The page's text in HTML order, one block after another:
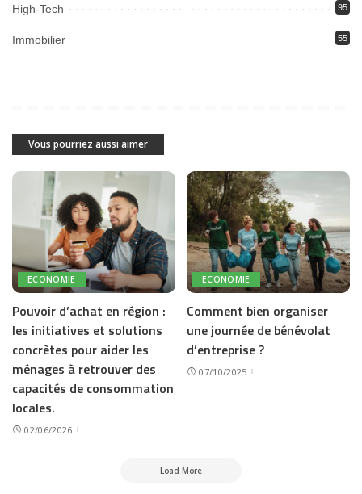
High-Tech 95
Immobilier 55
Vous pourriez aussi aimer
ECONOMIE
Pouvoir d’achat en région :
les initiatives et solutions
concrètes pour aider les
ménages à retrouver des
capacités de consommation
locales.
02/06/2026
ECONOMIE
Comment bien organiser
une journée de bénévolat
d’entreprise ?
07/10/2025
Load More